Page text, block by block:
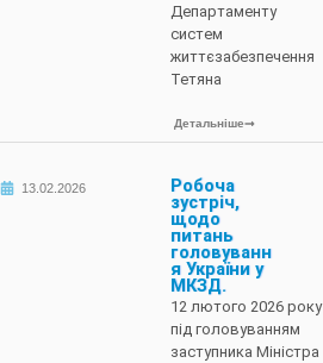
Департаменту
систем
життєзабезпечення
Тетяна
Детальніше
13.02.2026
Робоча
зустріч,
щодо
питань
головуванн
я України у
МКЗД.
12 лютого 2026 року
під головуванням
заступника Міністра